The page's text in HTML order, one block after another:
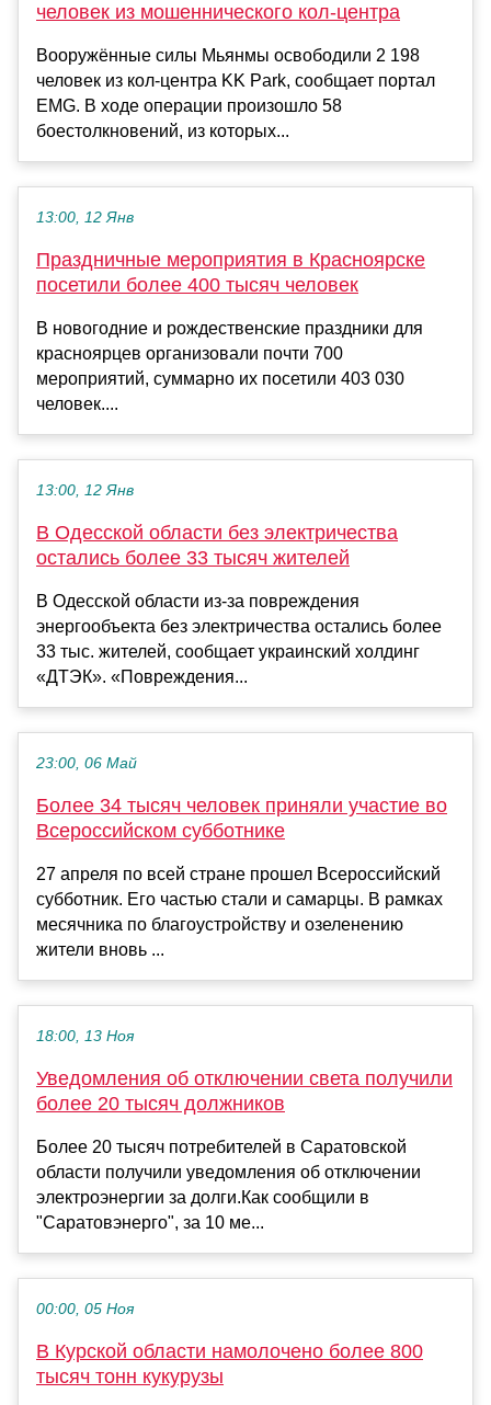
человек из мошеннического кол‑центра
Вооружённые силы Мьянмы освободили 2 198
человек из кол‑центра KK Park, сообщает портал
EMG. В ходе операции произошло 58
боестолкновений, из которых...
13:00, 12 Янв
Праздничные мероприятия в Красноярске
посетили более 400 тысяч человек
В новогодние и рождественские праздники для
красноярцев организовали почти 700
мероприятий, суммарно их посетили 403 030
человек....
13:00, 12 Янв
В Одесской области без электричества
остались более 33 тысяч жителей
В Одесской области из-за повреждения
энергообъекта без электричества остались более
33 тыс. жителей, сообщает украинский холдинг
«ДТЭК». «Повреждения...
23:00, 06 Май
Более 34 тысяч человек приняли участие во
Всероссийском субботнике
27 апреля по всей стране прошел Всероссийский
субботник. Его частью стали и самарцы. В рамках
месячника по благоустройству и озеленению
жители вновь ...
18:00, 13 Ноя
Уведомления об отключении света получили
более 20 тысяч должников
Более 20 тысяч потребителей в Саратовской
области получили уведомления об отключении
электроэнергии за долги.Как сообщили в
"Саратовэнерго", за 10 ме...
00:00, 05 Ноя
В Курской области намолочено более 800
тысяч тонн кукурузы